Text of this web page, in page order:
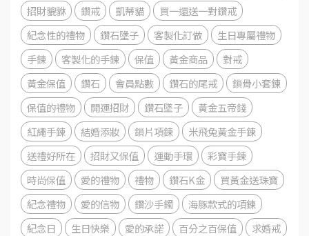
招財貔貅
鑽戒 凱蒂貓
買一還送一對鑽戒
紀念性的禮物
鑽石墬子 客製化訂做
生日專屬禮物
手鍊
客製化的手鍊 保值 黃金商品
對戒
黃金保值
鑽石 會員點數 鑽石的尾戒
鎖骨小套鍊
保值的禮物
開運招財 鑽石墜子
黃金五帝錢
紅繩手鍊
結婚添妝 鎖片項鍊
米飛兔黃金手鍊
送禮好所在
招財又保值 運動手環
彩寶手鍊
時尚保值
愛的禮物 禮物 鑽石K金
買黃金送珠寶
紀念禮物
愛的信物 鑽沙手鐲
海豚款式的項鍊
紀念日
生日快樂 愛的承諾 百分之百保值
求婚戒